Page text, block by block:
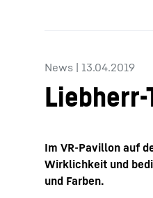
News | 13.04.2019
Im VR-Pavillon auf
Wirklichkeit und
und Farben.